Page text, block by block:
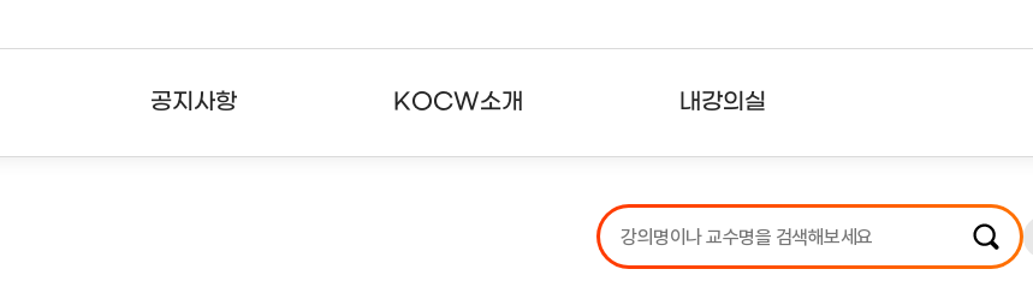
공지사항 KOCW소개 내강의실
강의리스트
수강확인증강의